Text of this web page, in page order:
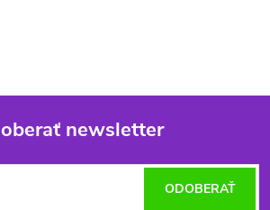
newsletter
ODOBERAŤ